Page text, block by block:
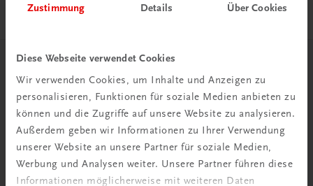
Zustimmung Details Über Cookies
Diese Webseite verwendet Cookies
Wir verwenden Cookies, um Inhalte und Anzeigen zu
personalisieren, Funktionen für soziale Medien anbieten zu
können und die Zugriffe auf unsere Website zu analysieren.
Außerdem geben wir Informationen zu Ihrer Verwendung
unserer Website an unsere Partner für soziale Medien,
Werbung und Analysen weiter. Unsere Partner führen diese
Informationen möglicherweise mit weiteren Daten
Herzlich willkommen bei TRAUNER!
Wir über uns